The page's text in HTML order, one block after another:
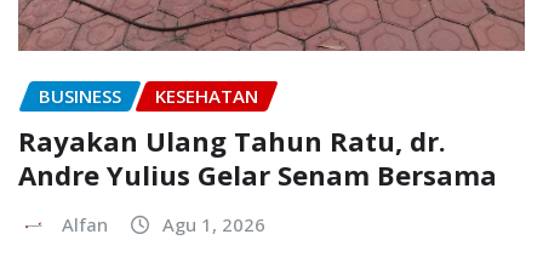
BUSINESS KESEHATAN
Rayakan Ulang Tahun Ratu, dr.
Andre Yulius Gelar Senam Bersama
Alfan Agu 1, 2026